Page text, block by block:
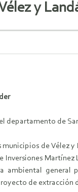
y
departamento de
de Vélez
ambiental
de extracción